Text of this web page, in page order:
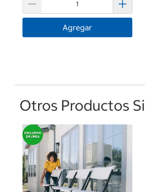
Agregar
Otros Productos